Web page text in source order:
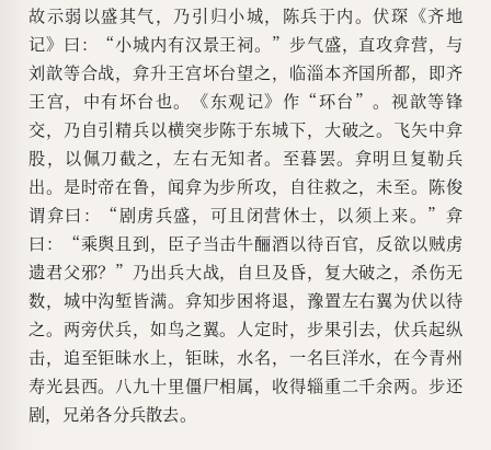
故示弱以盛其气，乃引归小城，陈兵于内。伏琛《齐地
记》曰：“小城内有汉景王祠。”步气盛，直攻弇营，与
刘歆等合战，弇升王宫坏台望之，临淄本齐国所都，即齐
王宫，中有坏台也。《东观记》作“环台”。视歆等锋
交，乃自引精兵以横突步陈于东城下，大破之。飞矢中弇
股，以佩刀截之，左右无知者。至暮罢。弇明旦复勒兵
出。是时帝在鲁，闻弇为步所攻，自往救之，未至。陈俊
谓弇曰：“剧虏兵盛，可且闭营休士，以须上来。”弇
曰：“乘舆且到，臣子当击牛酾酒以待百官，反欲以贼虏
遗君父邪？”乃出兵大战，自旦及昏，复大破之，杀伤无
数，城中沟堑皆满。弇知步困将退，豫置左右翼为伏以待
之。两旁伏兵，如鸟之翼。人定时，步果引去，伏兵起纵
击，追至钜昧水上，钜昧，水名，一名巨洋水，在今青州
寿光县西。八九十里僵尸相属，收得辎重二千余两。步还
剧，兄弟各分兵散去。